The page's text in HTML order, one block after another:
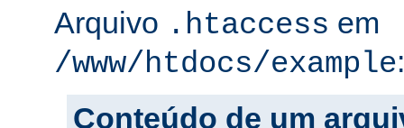
Arquivo .htaccess em
/www/htdocs/example:
Conteúdo de um